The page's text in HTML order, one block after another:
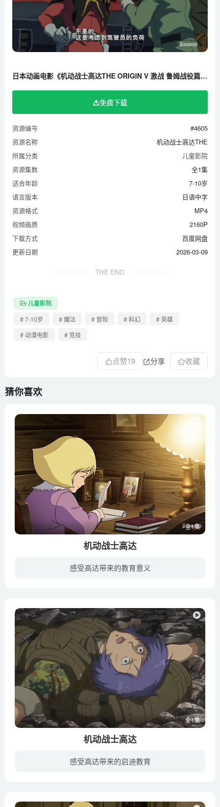
日本动画电影《机动战士高达THE ORIGIN V 激战 鲁姆战役篇 2017》全1集 日语中字 1080P/MP4/799M 百度云网盘下载
免费下载
资源编号
#4605
资源名称
机动战士高达THE
所属分类
儿童影院
资源集数
全1集
适合年龄
7-10岁
语言版本
日语中字
资源格式
MP4
视频画质
2160P
下载方式
百度网盘
更新日期
2026-03-09
THE END
儿童影院
# 7-10岁
# 魔法 # 冒险 # 科幻
# 英雄
# 动漫电影
# 竞技
点赞19 分享 收藏
猜你喜欢
全1集
机动战士高达
感受高达带来的教育意义
全1集
机动战士高达
感受高达带来的启迪教育